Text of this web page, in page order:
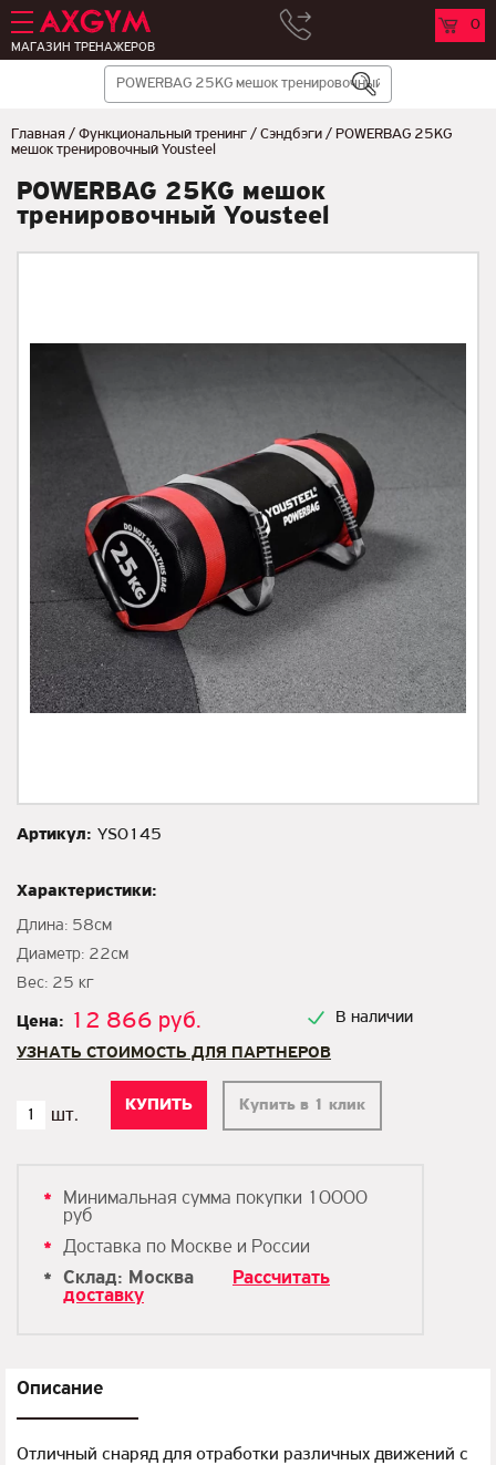
МАГАЗИН ТРЕНАЖЕРОВ
0
Главная / Функциональный тренинг / Сэндбэги / POWERBAG 25KG
мешок тренировочный Yousteel
POWERBAG 25KG мешок
тренировочный Yousteel
Артикул: YS0145
Характеристики:
Длина: 58см
Диаметр: 22см
Вес: 25 кг
Цена: 12 866 руб.
В наличии
УЗНАТЬ СТОИМОСТЬ ДЛЯ ПАРТНЕРОВ
Купить в 1 клик
Минимальная сумма покупки 10000
руб
Доставка по Москве и России
Склад: Москва
Рассчитать
доставку
Описание
Отличный снаряд для отработки различных движений с